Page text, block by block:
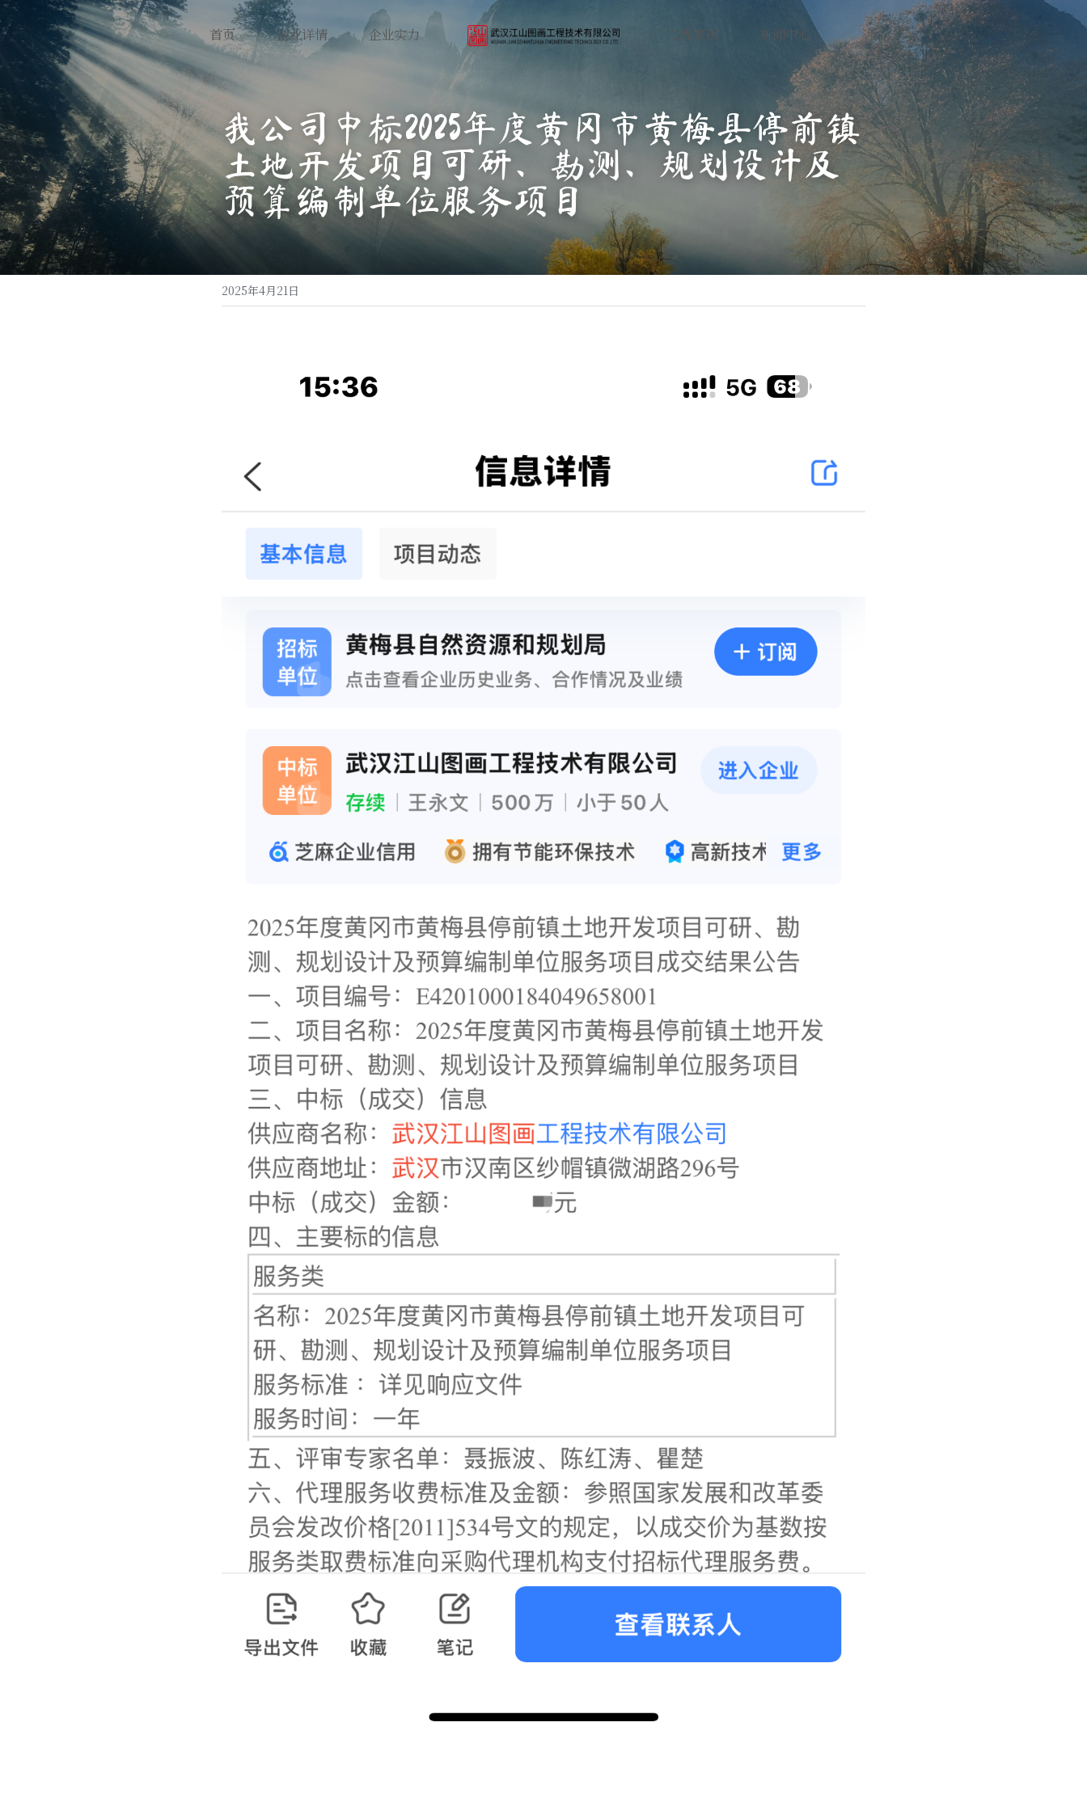
首页 企业详情 企业实力 工程案例 新闻中心
我公司中标2025年度黄冈市黄梅县停前镇
土地开发项目可研、勘测、规划设计及
预算编制单位服务项目
2025年4月21日